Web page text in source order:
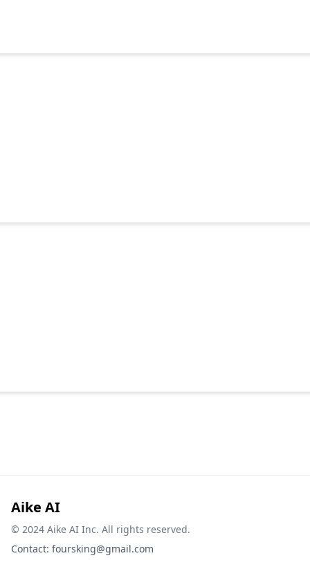
Aike AI
© 2024 Aike AI Inc. All rights reserved.
Contact: foursking@gmail.com